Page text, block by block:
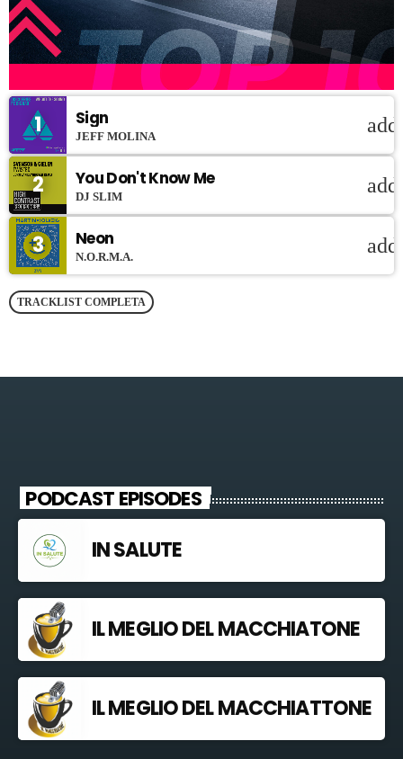
1 Sign
JEFF MOLINA
2 You Don't Know Me
DJ SLIM
3 Neon
N.O.R.M.A.
TRACKLIST COMPLETA
PODCAST EPISODES
IN SALUTE
IL MEGLIO DEL MACCHIATONE
IL MEGLIO DEL MACCHIATTONE